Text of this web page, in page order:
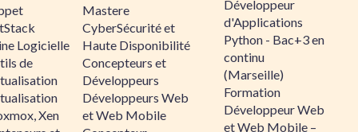
Logicielle
de
Xen
Mastere
CyberSécurité et
Haute Disponibilité
Concepteurs et
Développeurs
Développeurs Web
et Web Mobile
Développeur
d'Applications
Python - Bac+3 en
continu
(Marseille)
Formation
Développeur Web
et Web Mobile –